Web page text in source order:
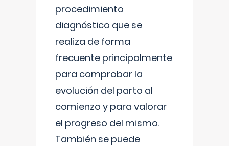
procedimiento
diagnóstico que se
realiza de forma
frecuente principalmente
para comprobar la
evolución del parto al
comienzo y para valorar
el progreso del mismo.
También se puede